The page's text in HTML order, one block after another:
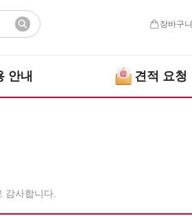
장바구니
안내 견적 요청
감사합니다.